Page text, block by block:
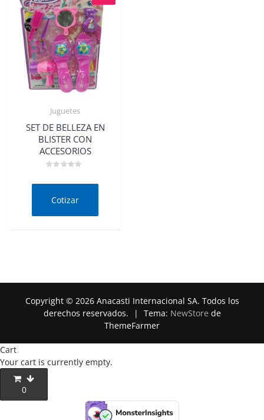
Juguetes
SET DE BELLEZA EN
BLISTER CON
ACCESORIOS
deCotizar
Copyright © 2026 Anacasti Internacional SA. Todos los
derechos reservados.
| Tema: NewStore de
ThemeFarmer
Cart
Your cart is currently empty.
0